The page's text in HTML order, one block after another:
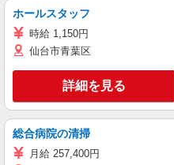
ホールスタッフ
時給 1,150円
仙台市青葉区
詳細を見る
総合病院の清掃
月給 257,400円